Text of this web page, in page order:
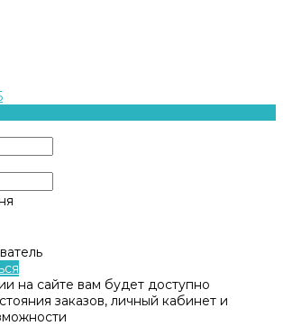
на сайте вам будет доступно
заказов, личный кабинет и